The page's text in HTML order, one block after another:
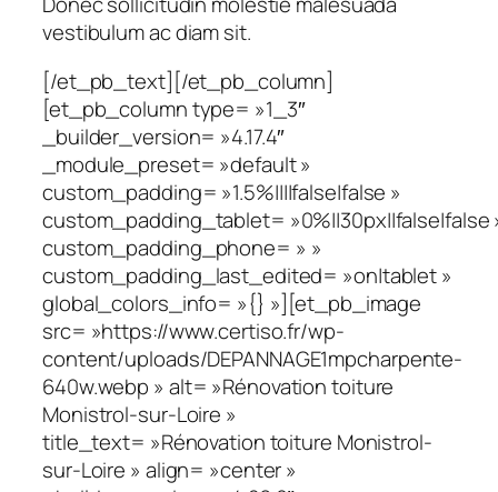
vestibulum ac diam sit.
[/et_pb_text][/et_pb_column]
[et_pb_column type= »1_3″
_builder_version= »4.17.4″
_module_preset= »default »
custom_padding= »1.5%||||false|false »
custom_padding_tablet= »0%||30px||false|false
custom_padding_phone= » »
custom_padding_last_edited= »on|tablet »
global_colors_info= »{} »][et_pb_image
src= »https://www.certiso.fr/wp-
content/uploads/DEPANNAGE1mpcharpente-
640w.webp » alt= »Rénovation toiture
Monistrol-sur-Loire »
title_text= »Rénovation toiture Monistrol-
sur-Loire » align= »center »